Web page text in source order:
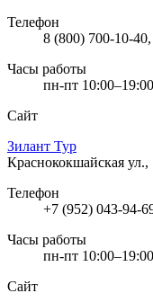
Телефон
8 (800) 700-10-
Часы работы
пн-пт
Сайт
Зилант Тур
Краснококшайская ул.,
Телефон
+7 (952) 043-94-
Часы работы
пн-пт
Сайт